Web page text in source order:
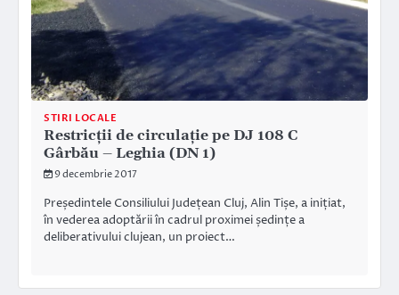
STIRI LOCALE
Restricții de circulație pe DJ 108 C
Gârbău – Leghia (DN 1)
9 decembrie 2017
Președintele Consiliului Județean Cluj, Alin Tișe, a inițiat,
în vederea adoptării în cadrul proximei ședințe a
deliberativului clujean, un proiect…